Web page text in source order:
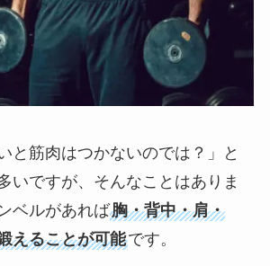
と筋肉はつかないのでは？」と
いですが、そんなことはありま
ベルがあれば胸・背中・肩・
えることが可能です。